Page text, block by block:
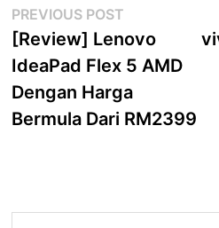
Post
navigation
PREVIOUS POST
post:
[Review] Lenovo
IdeaPad Flex 5 AMD
Dengan Harga
Bermula Dari RM2399